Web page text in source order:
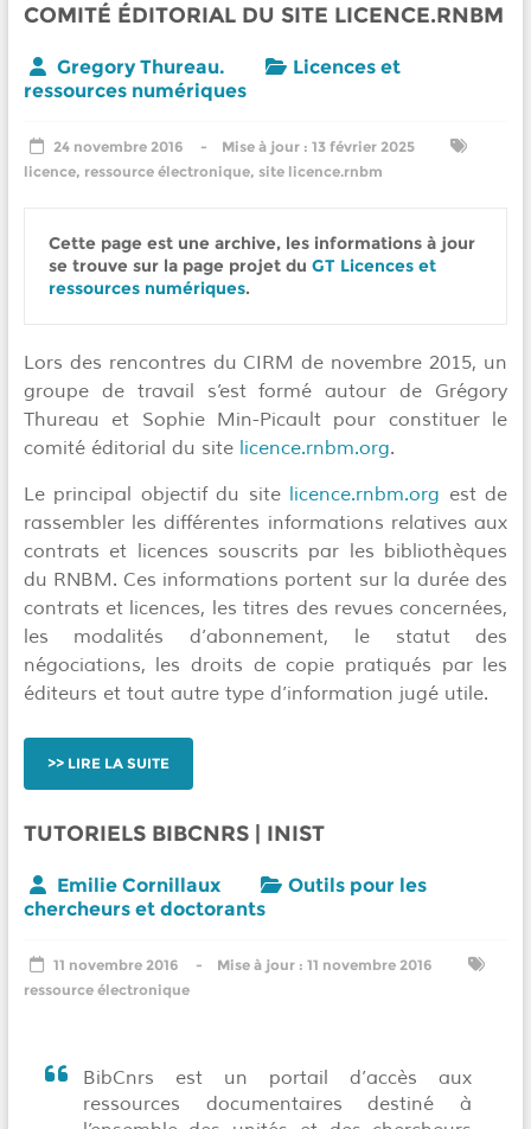
COMITÉ ÉDITORIAL DU SITE LICENCE.RNBM
Gregory Thureau.
Licences et
ressources numériques
24 novembre 2016
13 février 2025
licence, ressource électronique, site licence.rnbm
Cette page est une archive, les informations à jour
se trouve sur la page projet du GT Licences et
ressources numériques.
Lors des rencontres du CIRM de novembre 2015, un
groupe de travail s’est formé autour de Grégory
Thureau et Sophie Min-Picault pour constituer le
comité éditorial du site licence.rnbm.org.
Le principal objectif du site licence.rnbm.org est de
rassembler les différentes informations relatives aux
contrats et licences souscrits par les bibliothèques
du RNBM. Ces informations portent sur la durée des
contrats et licences, les titres des revues concernées,
les modalités d’abonnement, le statut des
négociations, les droits de copie pratiqués par les
éditeurs et tout autre type d’information jugé utile.
LIRE LA SUITE
TUTORIELS BIBCNRS | INIST
Emilie Cornillaux
Outils pour les
chercheurs et doctorants
11 novembre 2016
11 novembre 2016
ressource électronique
BibCnrs est un portail d’accès aux
ressources documentaires destiné à